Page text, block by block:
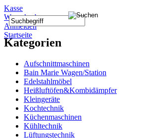
Kasse
Warenkorb
Anmelden
Startseite
Kategorien
Aufschnittmaschinen
Bain Marie Wagen/Station
Edelstahlmöbel
Heißluftöfen&Kombidämpfer
Kleingeräte
Kochtechnik
Küchenmaschinen
Kühltechnik
Lüftungstechnik